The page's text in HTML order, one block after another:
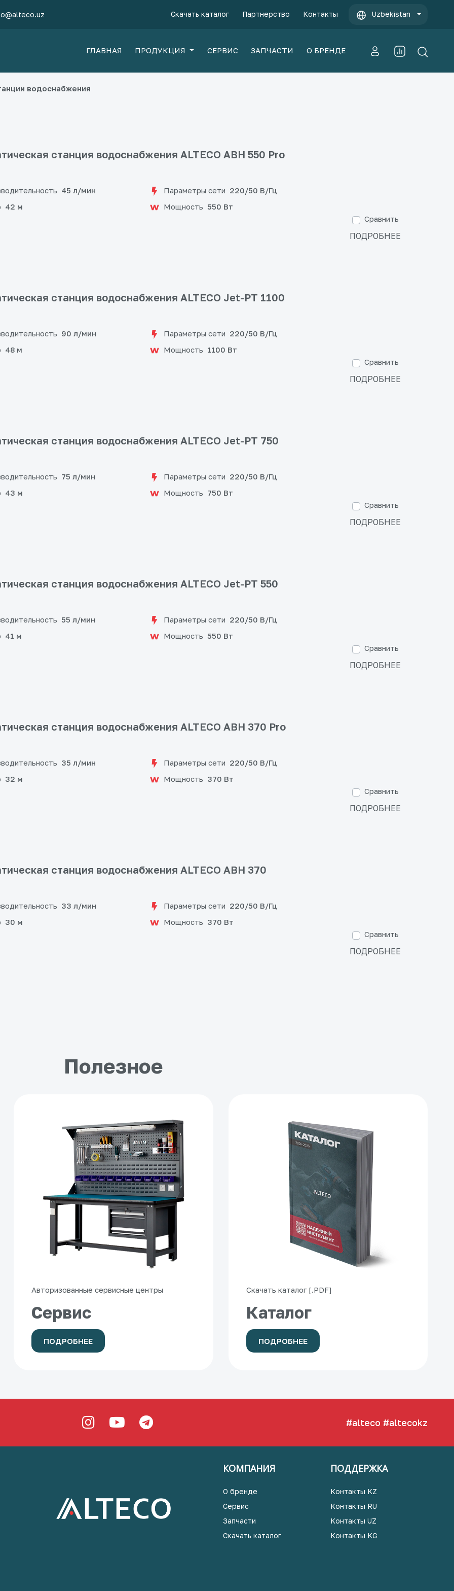
Скачать каталог Партнерство Контакты Uzbekistan
ГЛАВНАЯ ПРОДУКЦИЯ СЕРВИС ЗАПЧАСТИ О БРЕНДЕ
водоснабжения
станция водоснабжения ALTECO АВН 550 Pro
45 л/мин
42 м
Параметры сети 220/50 В/Гц
Мощность 550 Вт
Сравнить
ПОДРОБНЕЕ
станция водоснабжения ALTECO Jet-PT 1100
90 л/мин
48 м
Параметры сети 220/50 В/Гц
Мощность 1100 Вт
Сравнить
ПОДРОБНЕЕ
станция водоснабжения ALTECO Jet-PT 750
75 л/мин
43 м
Параметры сети 220/50 В/Гц
Мощность 750 Вт
Сравнить
ПОДРОБНЕЕ
станция водоснабжения ALTECO Jet-PT 550
55 л/мин
41 м
Параметры сети 220/50 В/Гц
Мощность 550 Вт
Сравнить
ПОДРОБНЕЕ
станция водоснабжения ALTECO АВН 370 Pro
35 л/мин
32 м
Параметры сети 220/50 В/Гц
Мощность 370 Вт
Сравнить
ПОДРОБНЕЕ
станция водоснабжения ALTECO АВН 370
33 л/мин
30 м
Параметры сети 220/50 В/Гц
Мощность 370 Вт
Сравнить
ПОДРОБНЕЕ
Полезное
Авторизованные сервисные центры
Сервис
ПОДРОБНЕЕ
Скачать каталог [.PDF]
Каталог
ПОДРОБНЕЕ
#alteco #altecokz
КОМПАНИЯ
О бренде
Сервис
Запчасти
Скачать каталог
ПОДДЕРЖКА
Контакты KZ
Контакты RU
Контакты UZ
Контакты KG